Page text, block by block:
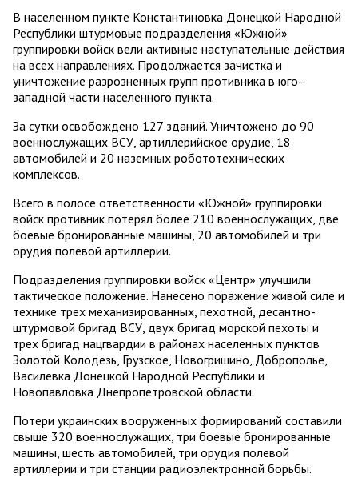
В населенном пункте Константиновка Донецкой Народной
Республики штурмовые подразделения «Южной»
группировки войск вели активные наступательные действия
на всех направлениях. Продолжается зачистка и
уничтожение разрозненных групп противника в юго-
западной части населенного пункта.
За сутки освобождено 127 зданий. Уничтожено до 90
военнослужащих ВСУ, артиллерийское орудие, 18
автомобилей и 20 наземных робототехнических
комплексов.
Всего в полосе ответственности «Южной» группировки
войск противник потерял более 210 военнослужащих, две
боевые бронированные машины, 20 автомобилей и три
орудия полевой артиллерии.
Подразделения группировки войск «Центр» улучшили
тактическое положение. Нанесено поражение живой силе и
технике трех механизированных, пехотной, десантно-
штурмовой бригад ВСУ, двух бригад морской пехоты и
трех бригад нацгвардии в районах населенных пунктов
Золотой Колодезь, Грузское, Новогришино, Доброполье,
Василевка Донецкой Народной Республики и
Новопавловка Днепропетровской области.
Потери украинских вооруженных формирований составили
свыше 320 военнослужащих, три боевые бронированные
машины, шесть автомобилей, три орудия полевой
артиллерии и три станции радиоэлектронной борьбы.